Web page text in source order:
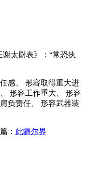
谢太尉表》：“常恐执
感、 形容取得重大进
形容工作重大、 形容
负责任、 形容武器装
： 此疆尔界